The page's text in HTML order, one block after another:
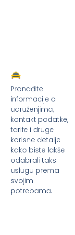
Pronađite
informacije o
udruženjima,
kontakt podatke,
tarife i druge
korisne detalje
kako biste lakše
odabrali taksi
uslugu prema
svojim
potrebama.